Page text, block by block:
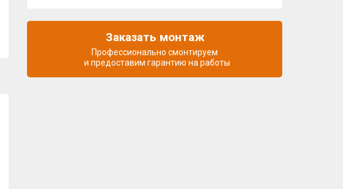
Заказать монтаж
Профессионально смонтируем
и предоставим гарантию на работы